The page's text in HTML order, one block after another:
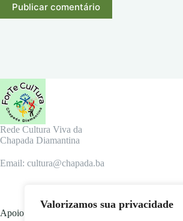
Valorizamos sua privacidade
Publicar comentário
Rede Cultura Viva da
Chapada Diamantina
Email: cultura@chapada.ba
Apoio